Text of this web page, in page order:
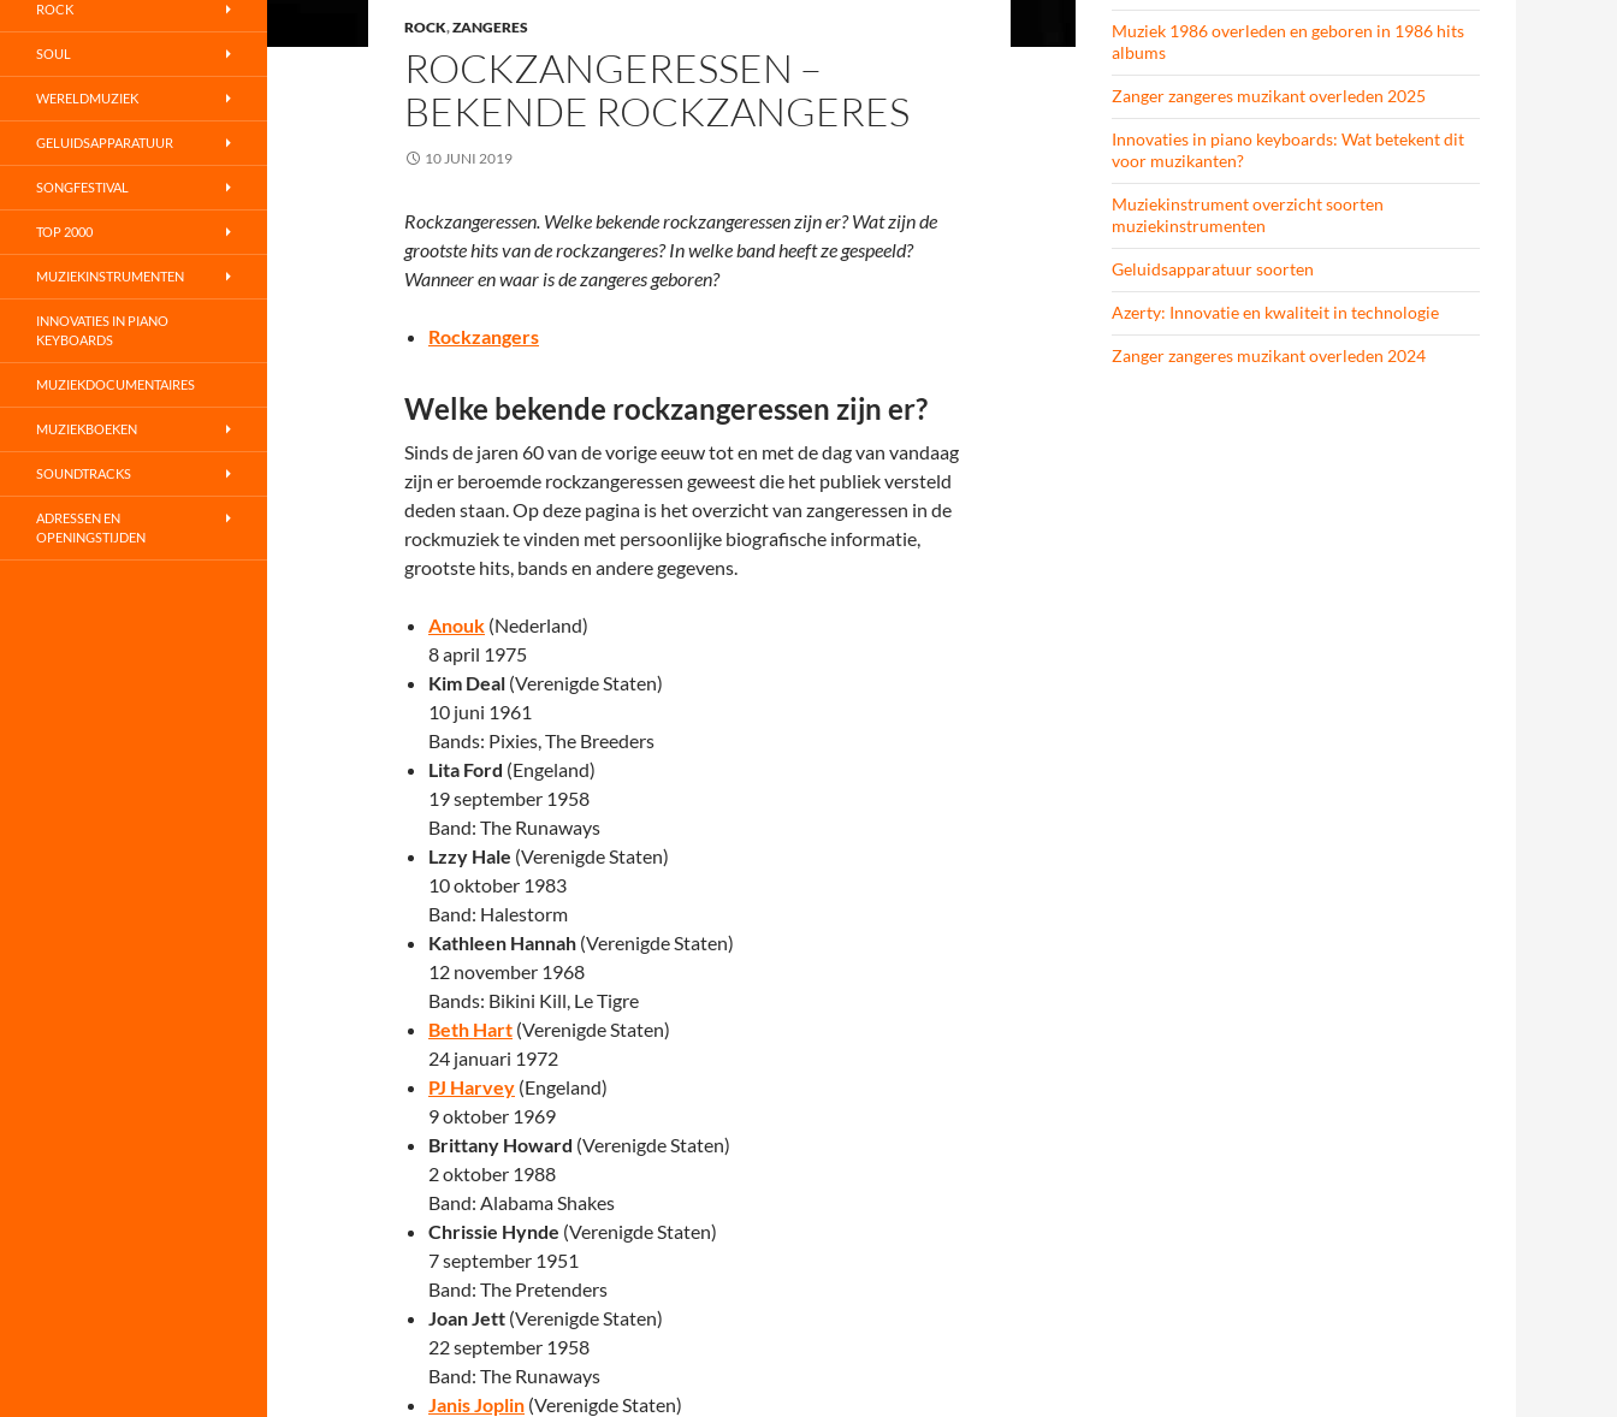
ROCK,ZANGERES
ROCKZANGERESSEN –
BEKENDE ROCKZANGERES
10 JUNI 2019
Rockzangeressen. Welke bekende rockzangeressen zijn er? Wat zijn de
grootste hits van de rockzangeres? In welke band heeft ze gespeeld?
Wanneer en waar is de zangeres geboren?
Rockzangers
Welke bekende rockzangeressen zijn er?
Sinds de jaren 60 van de vorige eeuw tot en met de dag van vandaag
zijn er beroemde rockzangeressen geweest die het publiek versteld
deden staan. Op deze pagina is het overzicht van zangeressen in de
rockmuziek te vinden met persoonlijke biografische informatie,
grootste hits, bands en andere gegevens.
Anouk (Nederland)
8 april 1975
Kim Deal (Verenigde Staten)
10 juni 1961
Bands: Pixies, The Breeders
Lita Ford (Engeland)
19 september 1958
Band: The Runaways
Lzzy Hale (Verenigde Staten)
10 oktober 1983
Band: Halestorm
Kathleen Hannah (Verenigde Staten)
12 november 1968
Bands: Bikini Kill, Le Tigre
Beth Hart (Verenigde Staten)
24 januari 1972
PJ Harvey (Engeland)
9 oktober 1969
Brittany Howard (Verenigde Staten)
2 oktober 1988
Band: Alabama Shakes
Chrissie Hynde (Verenigde Staten)
7 september 1951
Band: The Pretenders
Joan Jett (Verenigde Staten)
22 september 1958
Band: The Runaways
Janis Joplin (Verenigde Staten)
Muziek 1986 overleden en geboren in 1986 hits
albums
Zanger zangeres muzikant overleden 2025
Innovaties in piano keyboards: Wat betekent dit
voor muzikanten?
Muziekinstrument overzicht soorten
muziekinstrumenten
Geluidsapparatuur soorten
Azerty: Innovatie en kwaliteit in technologie
Zanger zangeres muzikant overleden 2024
ROCK
SOUL
WERELDMUZIEK
GELUIDSAPPARATUUR
SONGFESTIVAL
TOP 2000
MUZIEKINSTRUMENTEN
INNOVATIES IN PIANO
KEYBOARDS
MUZIEKDOCUMENTAIRES
MUZIEKBOEKEN
SOUNDTRACKS
ADRESSEN EN
OPENINGSTIJDEN